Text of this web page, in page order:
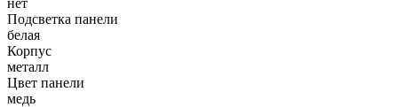
Подсветка панели
белая
Корпус
металл
Цвет панели
медь